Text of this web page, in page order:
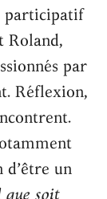
participatif
Roland,
par
Réflexion,
d’être un
que soit